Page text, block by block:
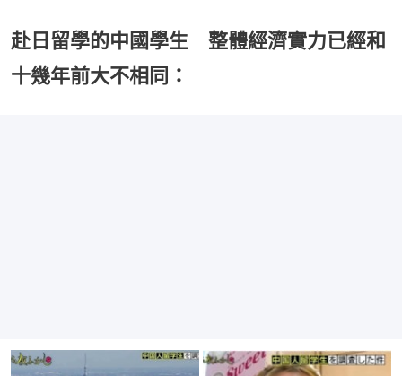
赴日留學的中國學生 整體經濟實力已經和
十幾年前大不相同：